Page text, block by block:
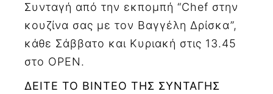
Συνταγή από την εκπομπή “Chef στην
κουζίνα σας με τον Βαγγέλη Δρίσκα”,
κάθε Σάββατο και Κυριακή στις 13.45
στο OPEN.
ΔΕΙΤΕ ΤΟ ΒΙΝΤΕΟ ΤΗΣ ΣΥΝΤΑΓΗΣ